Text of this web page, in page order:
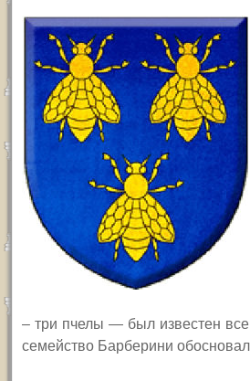
– три пчелы — был известен
семейство Барберини